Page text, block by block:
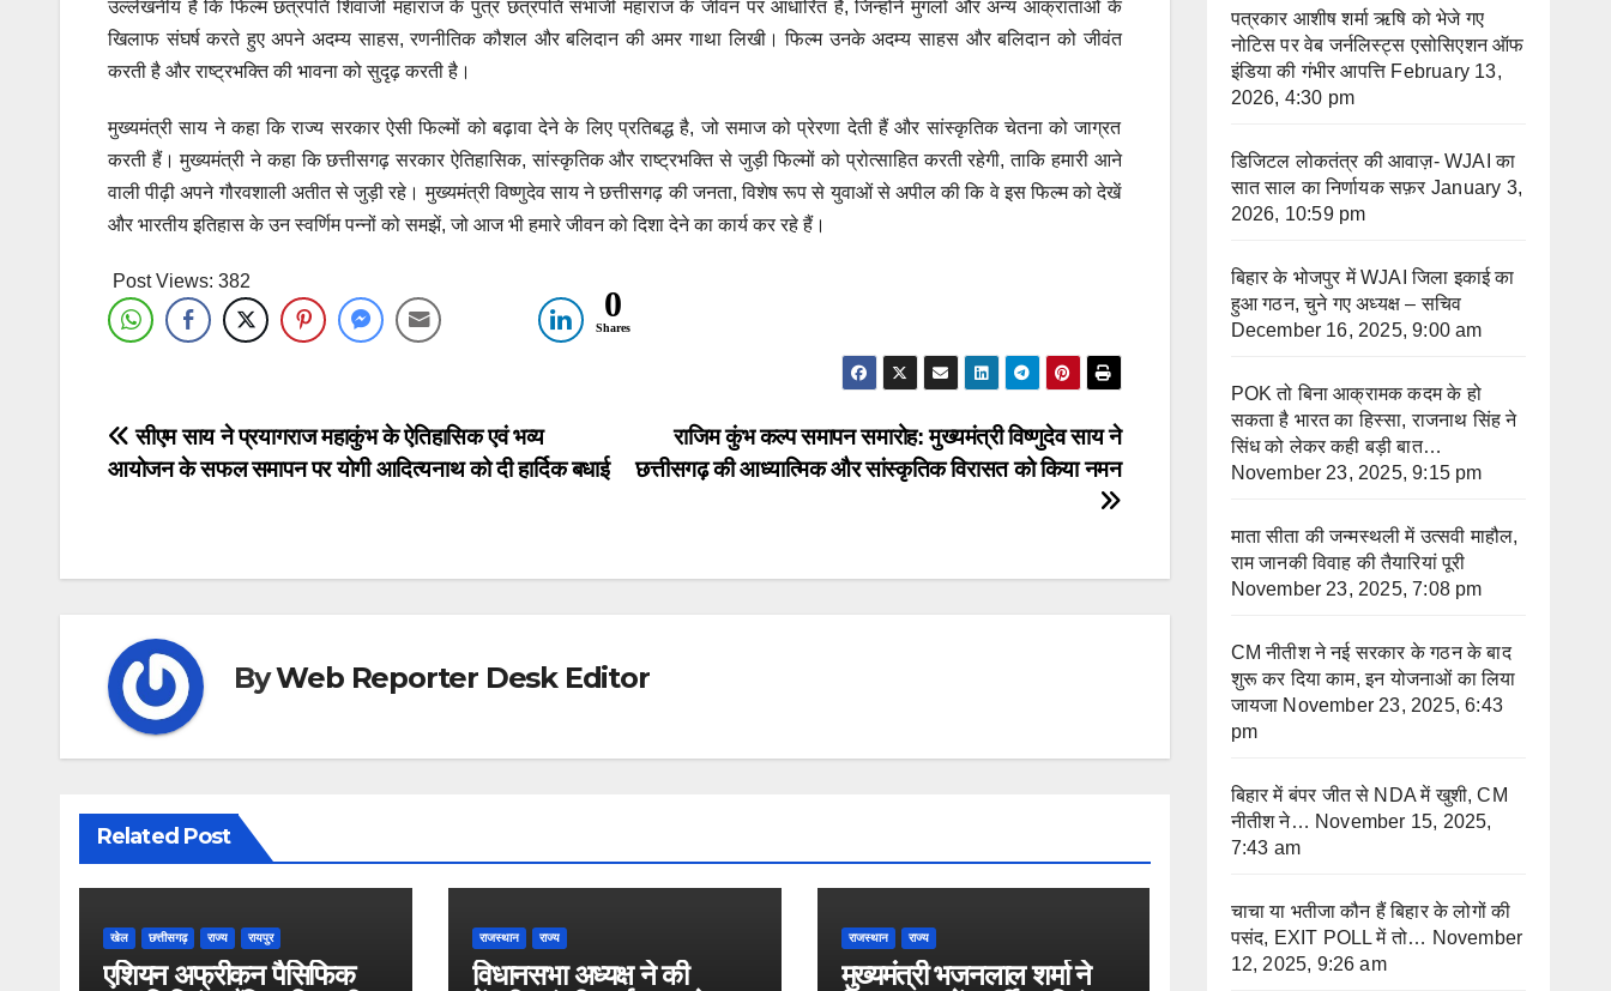
उल्लेखनीय है कि फिल्म छत्रपति शिवाजी महाराज के पुत्र छत्रपति संभाजी महाराज के जीवन पर आधारित है, जिन्होंने मुगलों और अन्य आक्रांताओं के
खिलाफ संघर्ष करते हुए अपने अदम्य साहस, रणनीतिक कौशल और बलिदान की अमर गाथा लिखी। फिल्म उनके अदम्य साहस और बलिदान को जीवंत
करती है और राष्ट्रभक्ति की भावना को सुदृढ़ करती है।
मुख्यमंत्री साय ने कहा कि राज्य सरकार ऐसी फिल्मों को बढ़ावा देने के लिए प्रतिबद्ध है, जो समाज को प्रेरणा देती हैं और सांस्कृतिक चेतना को जाग्रत
करती हैं। मुख्यमंत्री ने कहा कि छत्तीसगढ़ सरकार ऐतिहासिक, सांस्कृतिक और राष्ट्रभक्ति से जुड़ी फिल्मों को प्रोत्साहित करती रहेगी, ताकि हमारी आने
वाली पीढ़ी अपने गौरवशाली अतीत से जुड़ी रहे। मुख्यमंत्री विष्णुदेव साय ने छत्तीसगढ़ की जनता, विशेष रूप से युवाओं से अपील की कि वे इस फिल्म को देखें
और भारतीय इतिहास के उन स्वर्णिम पन्नों को समझें, जो आज भी हमारे जीवन को दिशा देने का कार्य कर रहे हैं।
Post Views: 382
0
Shares
Post
राजिम कुंभ कल्प समापन समारोह: मुख्यमंत्री विष्णुदेव साय ने
छत्तीसगढ़ की आध्यात्मिक और सांस्कृतिक विरासत को किया नमन
सीएम साय ने प्रयागराज महाकुंभ के ऐतिहासिक एवं भव्य
आयोजन के सफल समापन पर योगी आदित्यनाथ को दी हार्दिक बधाई
ByWeb Reporter Desk Editor
Related Post
खेल छत्तीसगढ़ राज्य रायपुर
एशियन अफ्रीकन पैसिफिक
राजस्थान राज्य
विधानसभा अध्यक्ष ने की
राजस्थान राज्य
मुख्यमंत्री भजनलाल शर्मा ने
पत्रकार आशीष शर्मा ऋषि को भेजे गए
नोटिस पर वेब जर्नलिस्ट्स एसोसिएशन ऑफ
इंडिया की गंभीर आपत्ति February 13,
2026, 4:30 pm
डिजिटल लोकतंत्र की आवाज़- WJAI का
सात साल का निर्णायक सफ़र January 3,
2026, 10:59 pm
बिहार के भोजपुर में WJAI जिला इकाई का
हुआ गठन, चुने गए अध्यक्ष – सचिव
December 16, 2025, 9:00 am
POK तो बिना आक्रामक कदम के हो
सकता है भारत का हिस्सा, राजनाथ सिंह ने
सिंध को लेकर कही बड़ी बात…
November 23, 2025, 9:15 pm
माता सीता की जन्मस्थली में उत्सवी माहौल,
राम जानकी विवाह की तैयारियां पूरी
November 23, 2025, 7:08 pm
CM नीतीश ने नई सरकार के गठन के बाद
शुरू कर दिया काम, इन योजनाओं का लिया
जायजा November 23, 2025, 6:43
pm
बिहार में बंपर जीत से NDA में खुशी, CM
नीतीश ने… November 15, 2025,
7:43 am
चाचा या भतीजा कौन हैं बिहार के लोगों की
पसंद, EXIT POLL में तो… November
12, 2025, 9:26 am